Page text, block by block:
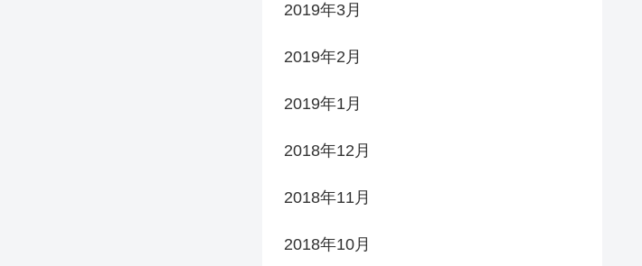
2019年3月
2019年2月
2019年1月
2018年12月
2018年11月
2018年10月